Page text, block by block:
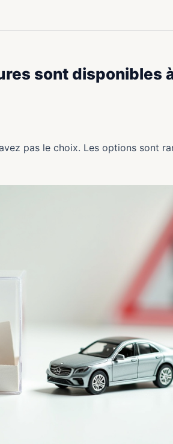
sont disponibles
pas le choix. Les options sont